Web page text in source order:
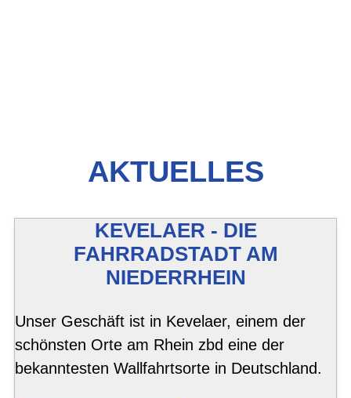
AKTUELLES
KEVELAER - DIE
FAHRRADSTADT AM
NIEDERRHEIN
Unser Geschäft ist in Kevelaer, einem der
schönsten Orte am Rhein zbd eine der
bekanntesten Wallfahrtsorte in Deutschland.